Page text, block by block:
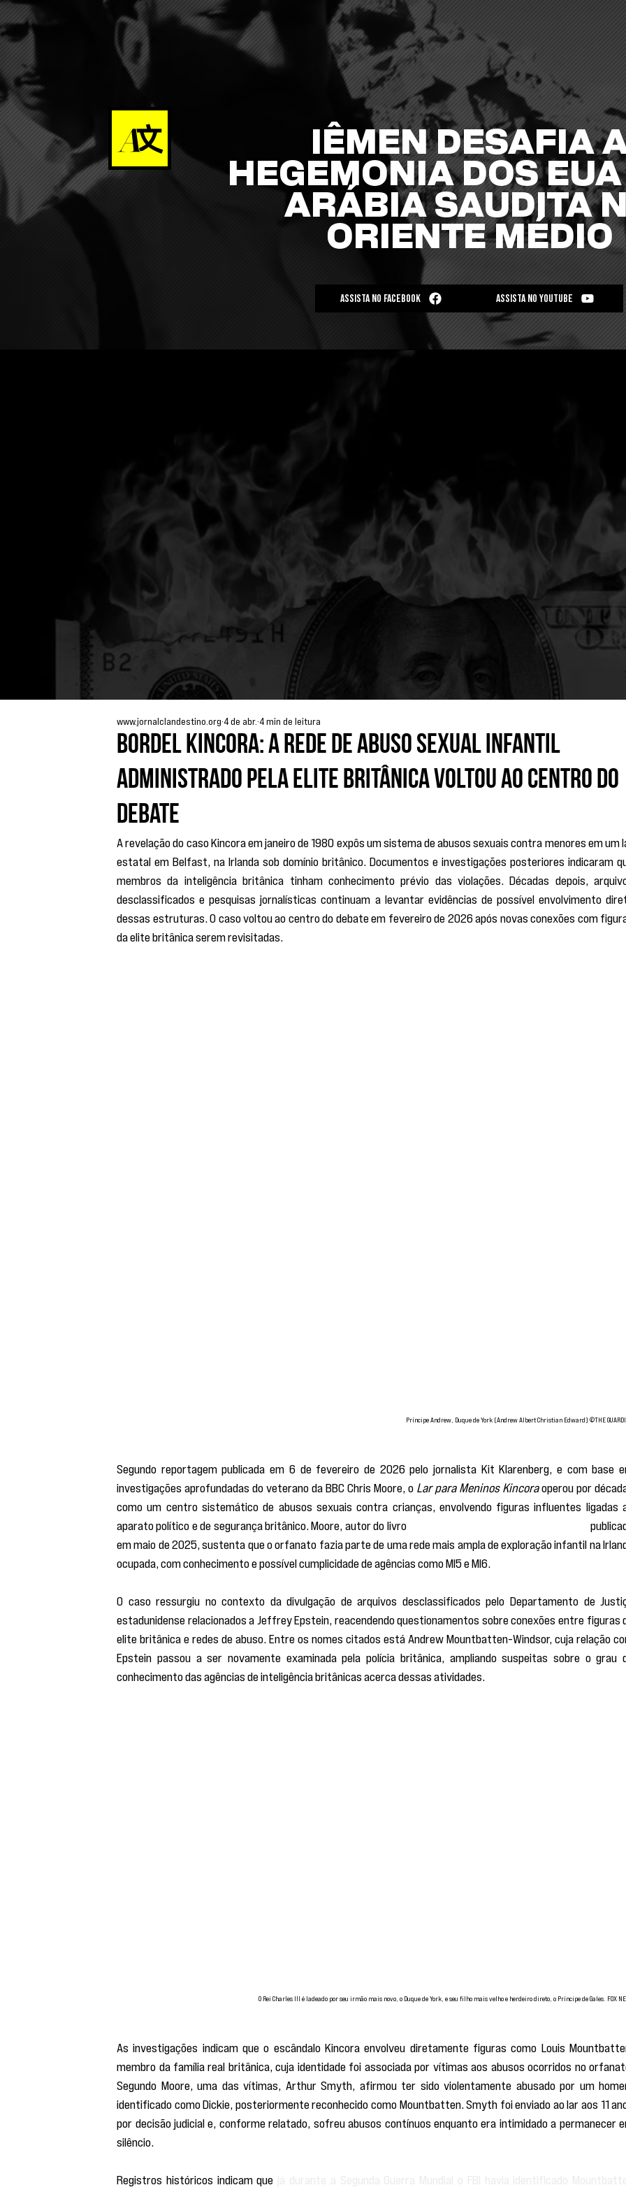
IÊMEN DESAFIA
HEGEMONIA DOS
ARÁBIA SAUDITA
ORIENTE MÉDIO
ASSISTA NO YOUTUBE
ASSISTA NO FACEBOOK
bordel Kincora: a rede de abuso sexual infantil
administrado pela elite britânica voltou ao centro do
debate
www.jornalclandestino.org4 de abr.4 min de leitura
A revelação do caso Kincora em janeiro de 1980 expôs um sistema de abusos sexuais contra menores em um
estatal em Belfast, na Irlanda sob domínio britânico. Documentos e investigações posteriores indicaram
membros da inteligência britânica tinham conhecimento prévio das violações. Décadas depois,
desclassificados e pesquisas jornalísticas continuam a levantar evidências de possível envolvimento
dessas estruturas. O caso voltou ao centro do debate em fevereiro de 2026 após novas conexões com
da elite britânica serem revisitadas.
Príncipe Andrew, Duque de York (Andrew Albert Christian Edward) ©THE
Segundo reportagem publicada em 6 de fevereiro de 2026 pelo jornalista Kit Klarenberg, e com base
investigações aprofundadas do veterano da BBC Chris Moore, o Lar para Meninos Kincora operou por
como um centro sistemático de abusos sexuais contra crianças, envolvendo figuras influentes ligadas
aparato político e de segurança britânico. Moore, autor do livro
em maio de 2025, sustenta que o orfanato fazia parte de uma rede mais ampla de exploração infantil na
ocupada, com conhecimento e possível cumplicidade de agências como MI5 e MI6.
O caso ressurgiu no contexto da divulgação de arquivos desclassificados pelo Departamento de
estadunidense relacionados a Jeffrey Epstein, reacendendo questionamentos sobre conexões entre figuras
elite britânica e redes de abuso. Entre os nomes citados está Andrew Mountbatten-Windsor, cuja relação
Epstein passou a ser novamente examinada pela polícia britânica, ampliando suspeitas sobre o grau
conhecimento das agências de inteligência britânicas acerca dessas atividades.
O Rei Charles III é ladeado por seu irmão mais novo, o Duque de York, e seu filho mais velho e herdeiro direto, o Príncipe de Gales. FOX
As investigações indicam que o escândalo Kincora envolveu diretamente figuras como Louis
membro da família real britânica, cuja identidade foi associada por vítimas aos abusos ocorridos no
Segundo Moore, uma das vítimas, Arthur Smyth, afirmou ter sido violentamente abusado por um
identificado como Dickie, posteriormente reconhecido como Mountbatten. Smyth foi enviado ao lar aos 11
por decisão judicial e, conforme relatado, sofreu abusos contínuos enquanto era intimidado a permanecer
silêncio.
Registros históricos indicam que